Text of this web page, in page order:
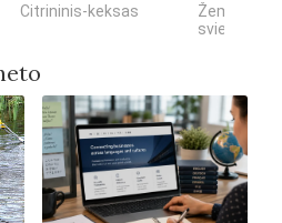
Citrininis-keksas
Žemės-
sviesto-